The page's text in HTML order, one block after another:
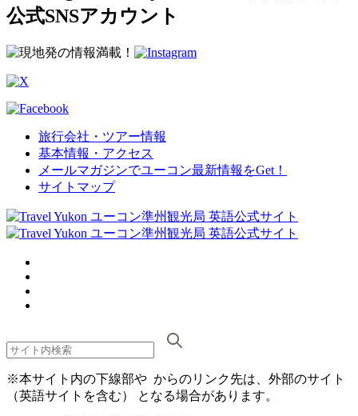
旅行会社・ツアー情報
基本情報・アクセス
メールマガジンでユーコン最新情報をGet！
サイトマップ
※本サイト内の下線部や からのリンク先は、外部のサイト
（英語サイトを含む） となる場合があります。